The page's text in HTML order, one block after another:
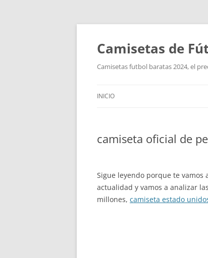
Camisetas de
Camisetas futbol baratas 2024, el
INICIO
camiseta oficial de
Sigue leyendo porque te vamos
actualidad y vamos a analizar
millones, camiseta estado